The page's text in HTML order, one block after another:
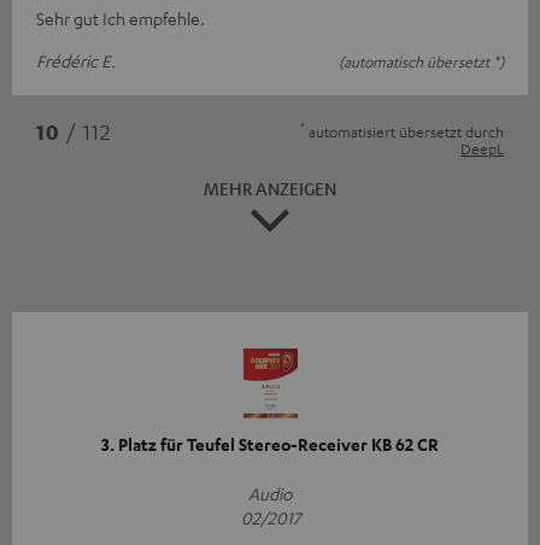
Sehr gut Ich empfehle.
Frédéric E.
(automatisch übersetzt *)
10 / 112 * automatisiert übersetzt durch
DeepL
MEHR ANZEIGEN
3. Platz für Teufel Stereo-Receiver KB 62 CR
Audio
02/2017